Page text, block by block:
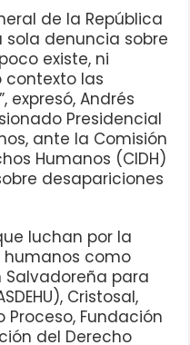
de la República
sola denuncia sobre
existe, ni
contexto las
expresó, Andrés
Presidencial
ante la Comisión
Humanos (CIDH)
desapariciones
luchan por la
humanos como
Salvadoreña para
Cristosal,
Proceso, Fundación
del Derecho